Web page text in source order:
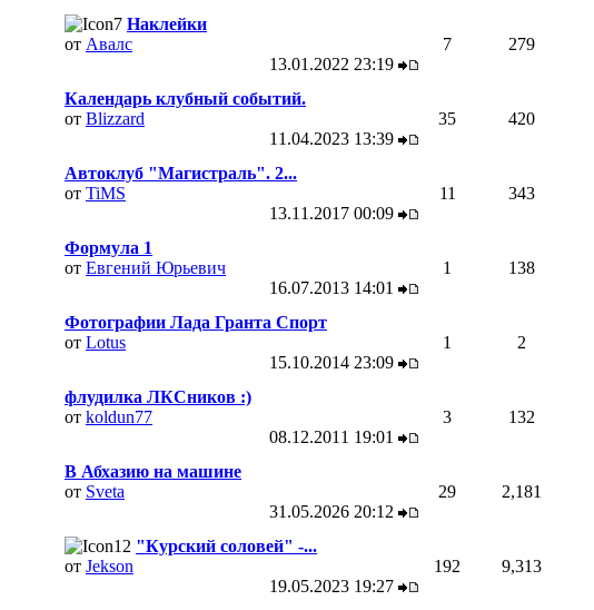
Наклейки
от Авалс
13.01.2022 23:19
7 279
Календарь клубный событий.
от Blizzard
11.04.2023 13:39
35 420
Автоклуб "Магистраль". 2...
от TiMS
13.11.2017 00:09
11 343
Формула 1
от Евгений Юрьевич
16.07.2013 14:01
1 138
Фотографии Лада Гранта Спорт
от Lotus
15.10.2014 23:09
1 2
флудилка ЛКСников :)
от koldun77
08.12.2011 19:01
3 132
В Абхазию на машине
от Sveta
31.05.2026 20:12
29 2,181
"Курский соловей" -...
от Jekson
19.05.2023 19:27
192 9,313